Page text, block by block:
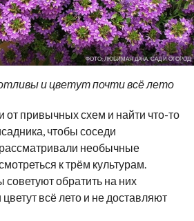
ФОТО: ЛЮБИМАЯ ДАЧА. САД И ОГОРОД
и цветут почти всё лето
от привычных схем и найти что-то
чтобы соседи
необычные
к трём культурам.
обратить на них
всё лето и не доставляют